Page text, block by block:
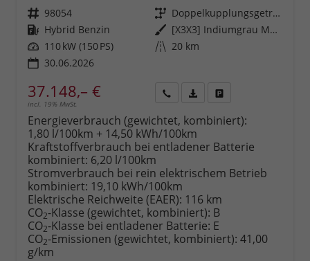
Fahrzeugnr. 98054 Getriebe
Doppelkupplungsgetriebe (DSG)
Kraftstoff Hybrid Benzin Außenfarbe
[X3X3] Indiumgrau Metallic
Leistung 110 kW (150 PS) Kilometerstand 20 km
30.06.2026
37.148,– €
incl. 19% MwSt.
anfordernDatei,
Fahrzeugexposé
drucken
drucken,
parken
oder
vergleichen
Energieverbrauch (gewichtet, kombiniert):
1,80 l/100km + 14,50 kWh/100km
Kraftstoffverbrauch bei entladener Batterie
kombiniert: 6,20 l/100km
Stromverbrauch bei rein elektrischem Betrieb
kombiniert: 19,10 kWh/100km
Elektrische Reichweite (EAER): 116 km
CO2-Klasse (gewichtet, kombiniert): B
CO2-Klasse bei entladener Batterie: E
CO2-Emissionen (gewichtet, kombiniert): 41,00
g/km